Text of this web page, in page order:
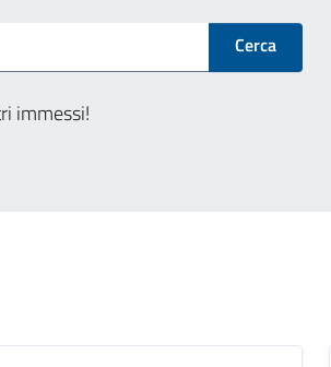
Cerca
immessi!